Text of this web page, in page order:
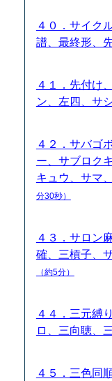
４０．サイク
譜、最終形、
４１．先付け
ン、左四、サ
４２．サバゴ
ー、サブロク
キュウ、サマ
分30秒）
４３．サロン
確、三槓子、
（約5分）
４４．三元縛
ロ、三向聴、
４５．三色同